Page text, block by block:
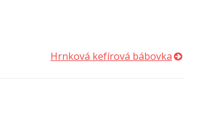
Hrnková kefírová bábovka